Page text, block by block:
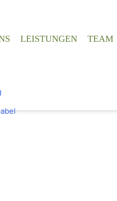
LEISTUNGEN TEAM